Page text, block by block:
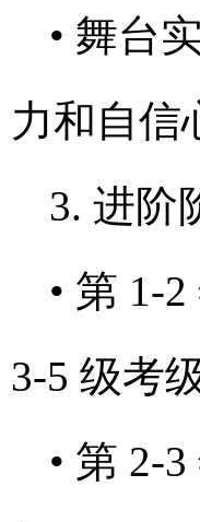
• 舞台
力和自信
3. 进阶
• 第 1-
3-5 级考
• 第 2-